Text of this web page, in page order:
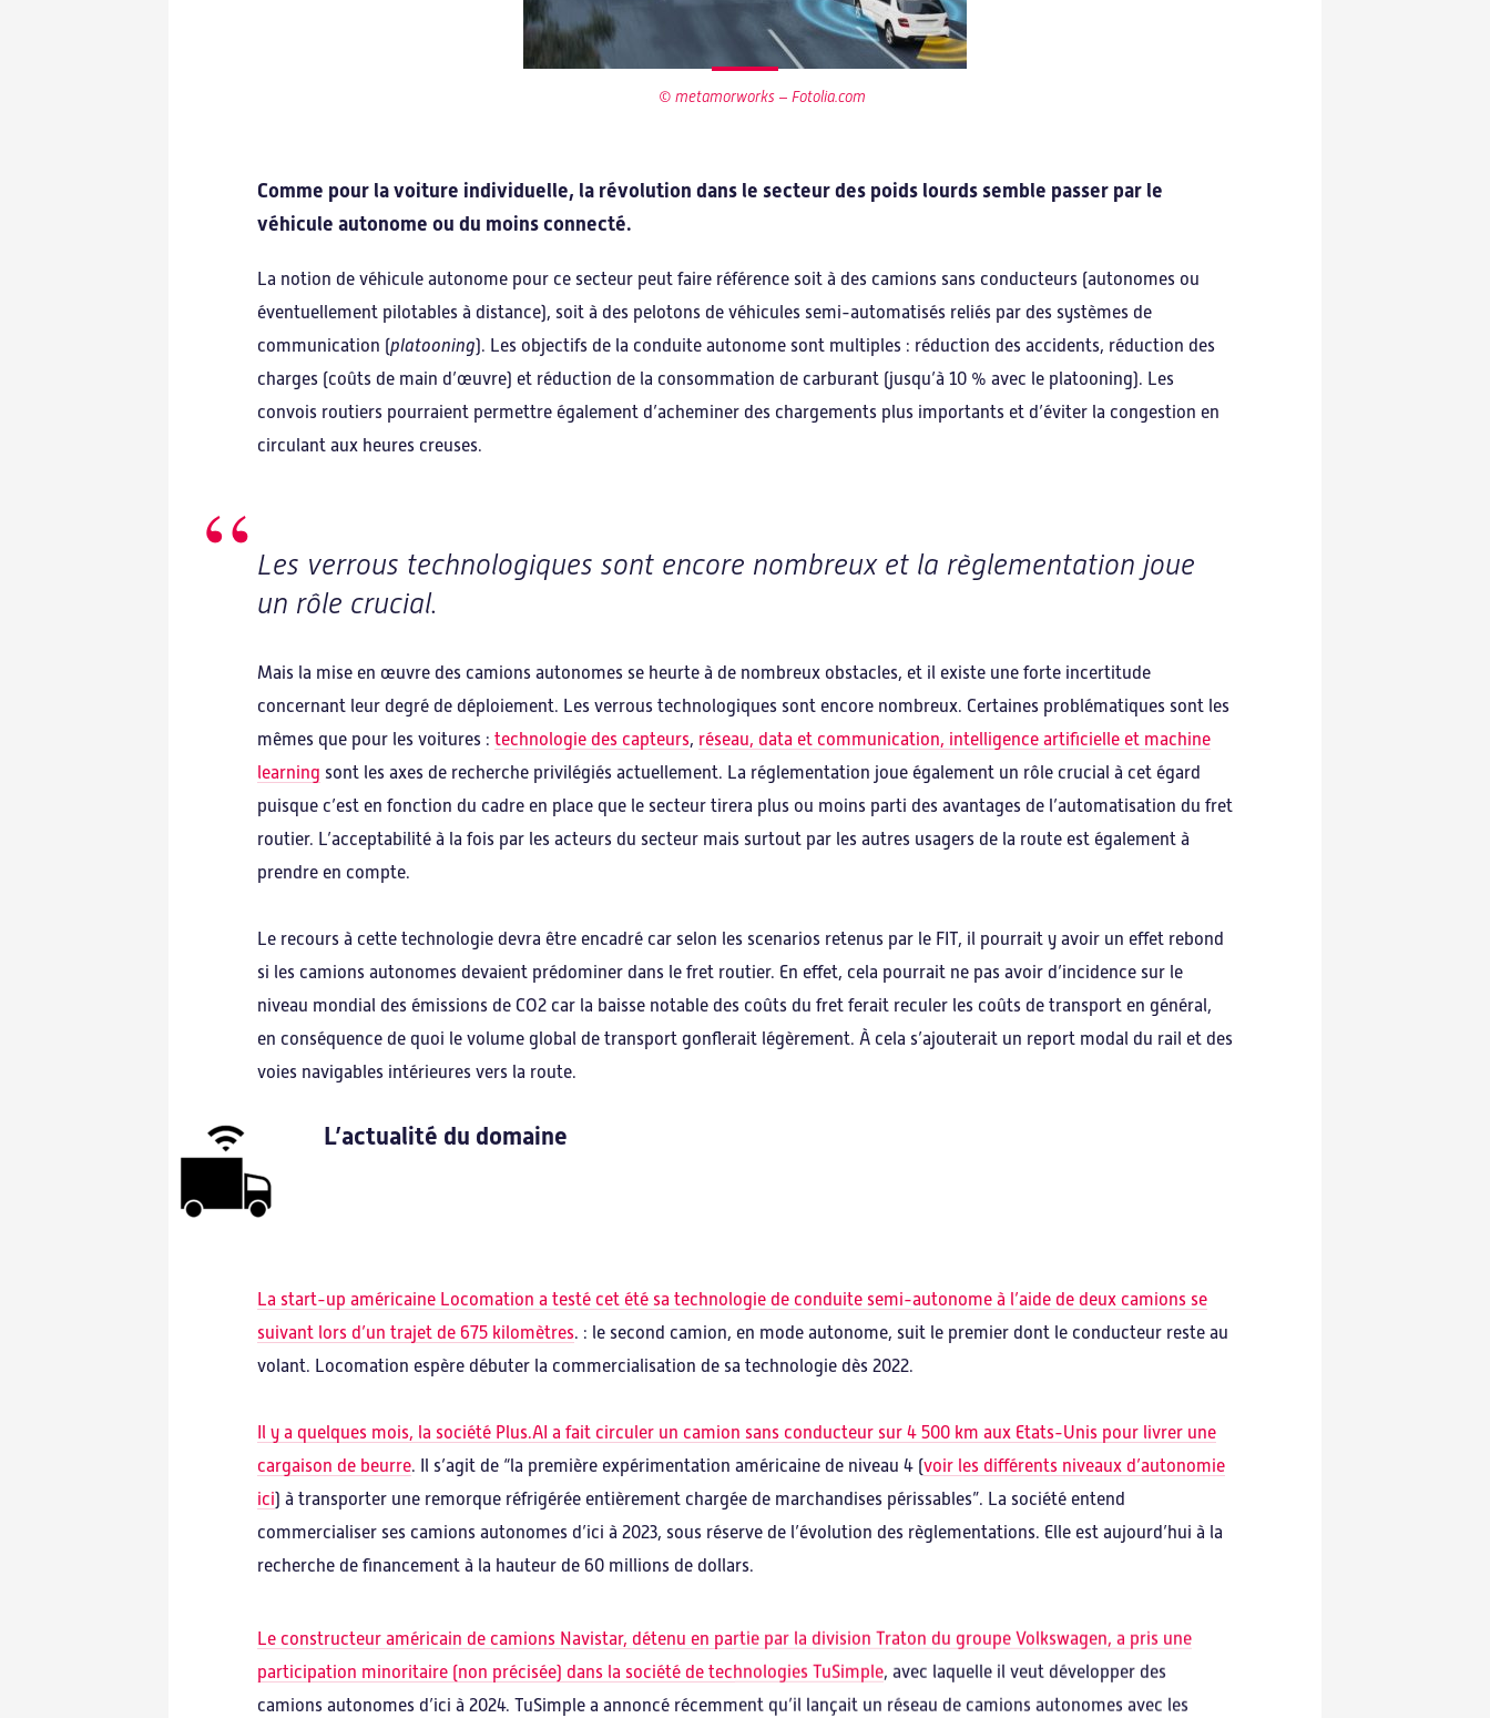
© metamorworks – Fotolia.com
Comme pour la voiture individuelle, la révolution dans le secteur des poids lourds semble passer par le
véhicule autonome ou du moins connecté.
La notion de véhicule autonome pour ce secteur peut faire référence soit à des camions sans conducteurs (autonomes ou
éventuellement pilotables à distance), soit à des pelotons de véhicules semi-automatisés reliés par des systèmes de
communication (platooning). Les objectifs de la conduite autonome sont multiples : réduction des accidents, réduction des
charges (coûts de main d’œuvre) et réduction de la consommation de carburant (jusqu’à 10 % avec le platooning). Les
convois routiers pourraient permettre également d’acheminer des chargements plus importants et d’éviter la congestion en
circulant aux heures creuses.
Les verrous technologiques sont encore nombreux et la règlementation joue
un rôle crucial.
Mais la mise en œuvre des camions autonomes se heurte à de nombreux obstacles, et il existe une forte incertitude
concernant leur degré de déploiement. Les verrous technologiques sont encore nombreux. Certaines problématiques sont les
mêmes que pour les voitures : technologie des capteurs, réseau, data et communication, intelligence artificielle et machine
learning sont les axes de recherche privilégiés actuellement. La réglementation joue également un rôle crucial à cet égard
puisque c’est en fonction du cadre en place que le secteur tirera plus ou moins parti des avantages de l’automatisation du fret
routier. L’acceptabilité à la fois par les acteurs du secteur mais surtout par les autres usagers de la route est également à
prendre en compte.
Le recours à cette technologie devra être encadré car selon les scenarios retenus par le FIT, il pourrait y avoir un effet rebond
si les camions autonomes devaient prédominer dans le fret routier. En effet, cela pourrait ne pas avoir d’incidence sur le
niveau mondial des émissions de CO2 car la baisse notable des coûts du fret ferait reculer les coûts de transport en général,
en conséquence de quoi le volume global de transport gonflerait légèrement. À cela s’ajouterait un report modal du rail et des
voies navigables intérieures vers la route.
L’actualité du domaine
La start-up américaine Locomation a testé cet été sa technologie de conduite semi-autonome à l’aide de deux camions se
suivant lors d’un trajet de 675 kilomètres. : le second camion, en mode autonome, suit le premier dont le conducteur reste au
volant. Locomation espère débuter la commercialisation de sa technologie dès 2022.
Il y a quelques mois, la société Plus.AI a fait circuler un camion sans conducteur sur 4 500 km aux Etats-Unis pour livrer une
cargaison de beurre. Il s’agit de “la première expérimentation américaine de niveau 4 (voir les différents niveaux d’autonomie
ici) à transporter une remorque réfrigérée entièrement chargée de marchandises périssables”. La société entend
commercialiser ses camions autonomes d’ici à 2023, sous réserve de l’évolution des règlementations. Elle est aujourd’hui à la
recherche de financement à la hauteur de 60 millions de dollars.
Le constructeur américain de camions Navistar, détenu en partie par la division Traton du groupe Volkswagen, a pris une
participation minoritaire (non précisée) dans la société de technologies TuSimple, avec laquelle il veut développer des
camions autonomes d’ici à 2024. TuSimple a annoncé récemment qu’il lançait un réseau de camions autonomes avec les